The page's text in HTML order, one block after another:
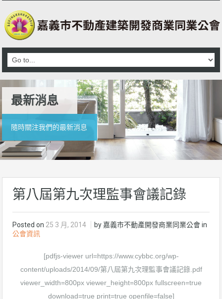
最新消息
隨時關注我們的最新消息
第八屆第九次理監事會議記錄
Posted on 25 3 月, 2014
by 嘉義市不動產開發商業同業公會 in
公會資訊
[pdfjs-viewer url=https://www.cybbc.org/wp-
content/uploads/2014/09/第八屆第九次理監事會議記錄.pdf
viewer_width=800px viewer_height=800px fullscreen=true
download=true print=true openfile=false]